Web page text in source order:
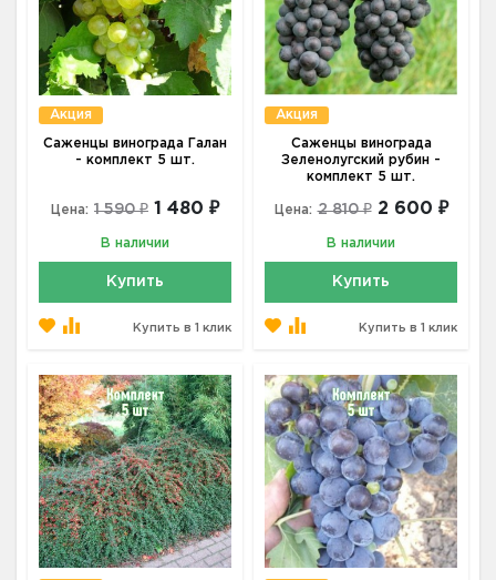
Акция
Саженцы винограда Галан
- комплект 5 шт.
Цена: 1 590 ₽ 1 480 ₽
В наличии
Купить
Купить в 1 клик
Акция
Саженцы винограда
Зеленолугский рубин -
комплект 5 шт.
Цена: 2 810 ₽ 2 600 ₽
В наличии
Купить
Купить в 1 клик